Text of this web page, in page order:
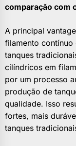
comparação com
A principal
filamento
tanques
cilíndricos em
por um processo
produção de
qualidade. Isso
fortes, mais
tanques